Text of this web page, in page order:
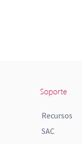
Soporte
Recursos
SAC